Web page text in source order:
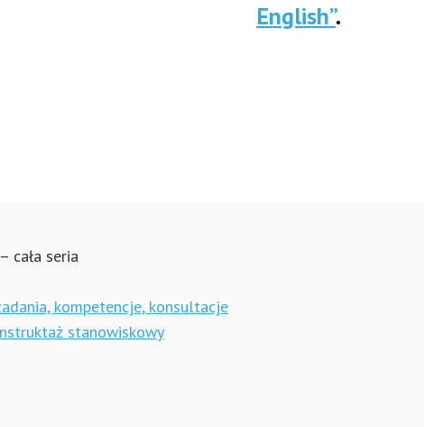
English”.
– cała seria
kompetencje, konsultacje
stanowiskowy